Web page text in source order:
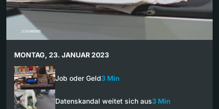
MONTAG, 23. JANUAR 2023
Job oder Geld3 Min
Datenskandal weitet sich aus3 Min